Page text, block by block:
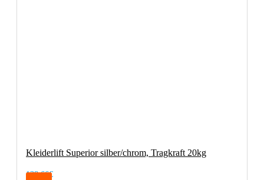
Kleiderlift Superior silber/chrom, Tragkraft 20kg
138,66€